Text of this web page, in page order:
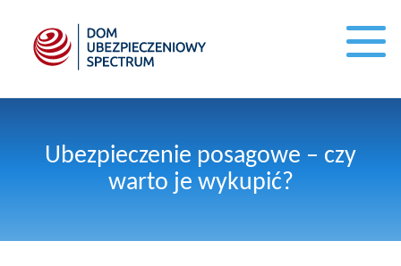
Ubezpieczenie posagowe – czy
warto je wykupić?